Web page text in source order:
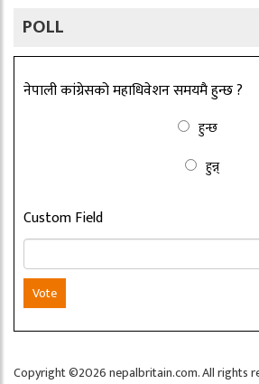
POLL
नेपाली कांग्रेसको महाधिवेशन समयमै हुन्छ ?
हुन्छ
हुन्न्
Custom Field
Vote
Copyright ©2026 nepalbritain.com. All rights